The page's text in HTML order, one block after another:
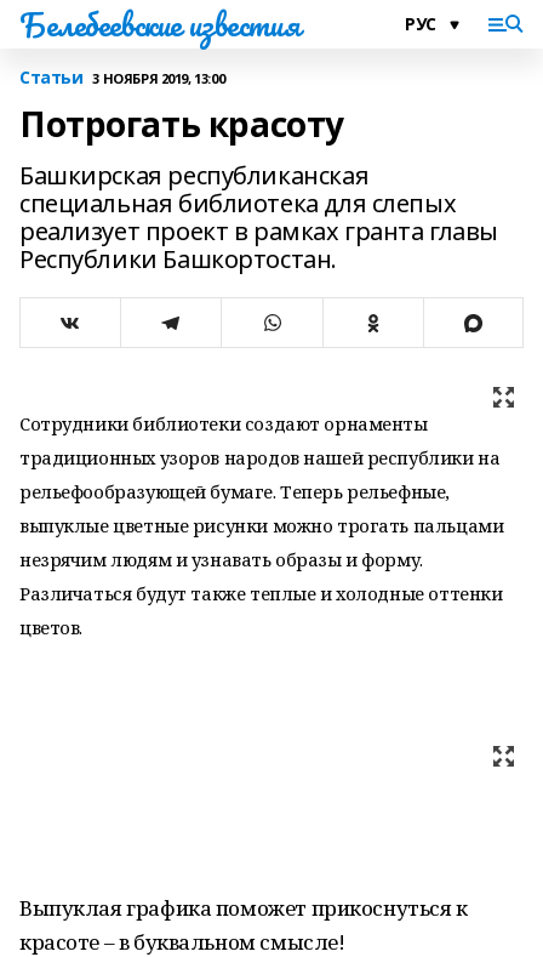
Белебеевские известия
Статьи 3 НОЯБРЯ 2019, 13:00
Потрогать красоту
Башкирская республиканская
специальная библиотека для слепых
реализует проект в рамках гранта главы
Республики Башкортостан.
Сотрудники библиотеки создают орнаменты
традиционных узоров народов нашей республики на
рельефообразующей бумаге. Теперь рельефные,
выпуклые цветные рисунки можно трогать пальцами
незрячим людям и узнавать образы и форму.
Различаться будут также теплые и холодные оттенки
цветов.
Выпуклая графика поможет прикоснуться к
красоте – в буквальном смысле!